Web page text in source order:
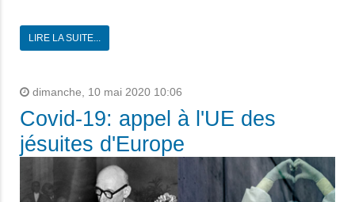
LIRE LA SUITE...
dimanche, 10 mai 2020 10:06
Covid-19: appel à l'UE des
jésuites d'Europe